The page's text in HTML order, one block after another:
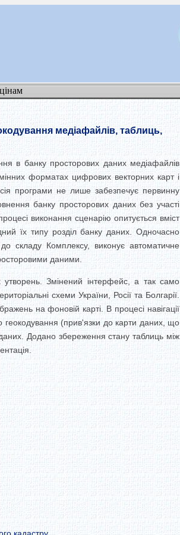
медіафайлів, таблиць,
в банку просторових даних медіафайлів
форматах цифрових векторних карт і
програми не лише забезпечує первинну
банку просторових даних без участі
виконання сценарію опитується вміст
їх типу розділ банку даних. Одночасно
складу Комплексу, виконує автоматичне
даними.
утворень. Змінений інтерфейс, а так само
схеми України, Росії та Болгарії.
на фоновій карті. В процесі навігації
геокодування (прив'язки до карти даних, що
Додано збереження стану таблиць між